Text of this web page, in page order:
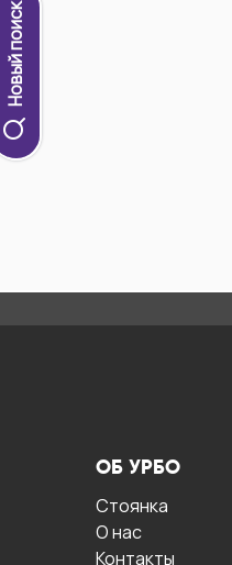
Новый поиск
ОБ УРБО
Стоянка
О нас
Контакты